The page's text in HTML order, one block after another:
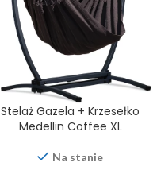
Stelaż Gazela + Krzesełko
Medellin Coffee XL
Na stanie